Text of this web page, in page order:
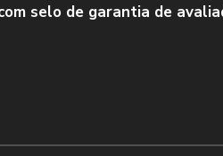
selo de garantia de